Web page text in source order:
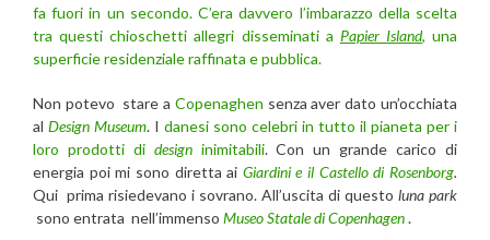
fa fuori in un secondo. C’era davvero l’imbarazzo della scelta
tra questi chioschetti allegri disseminati a Papier Island, una
superficie residenziale raffinata e pubblica.
Non potevo stare a Copenaghen senza aver dato un’occhiata
al Design Museum. I danesi sono celebri in tutto il pianeta per i
loro prodotti di designinimitabili. Con un grande carico di
energia poi mi sono diretta ai Giardini e il Castello di Rosenborg.
Qui prima risiedevano i sovrano. All’uscita di questo luna park
sono entrata nell’immenso Museo Statale di Copenhagen.